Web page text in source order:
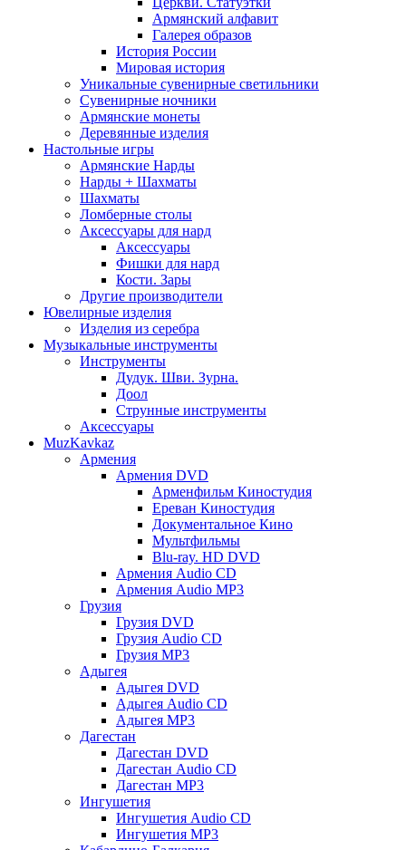
Армянский алфавит
Галерея образов
История России
Мировая история
Уникальные сувенирные светильники
Сувенирные ночники
Армянские монеты
Деревянные изделия
Настольные игры
Армянские Нарды
Нарды + Шахматы
Шахматы
Ломберные столы
Аксессуары для нард
Аксессуары
Фишки для нард
Кости. Зары
Другие производители
Ювелирные изделия
Изделия из серебра
Музыкальные инструменты
Инструменты
Дудук. Шви. Зурна.
Доол
Струнные инструменты
Аксессуары
MuzKavkaz
Армения
Армения DVD
Арменфильм Киностудия
Ереван Киностудия
Документальное Кино
Мультфильмы
Blu-ray. HD DVD
Армения Audio CD
Армения Audio MP3
Грузия
Грузия DVD
Грузия Audio CD
Грузия MP3
Адыгея
Адыгея DVD
Адыгея Audio CD
Адыгея MP3
Дагестан
Дагестан DVD
Дагестан Audio CD
Дагестан MP3
Ингушетия
Ингушетия Audio CD
Ингушетия MP3